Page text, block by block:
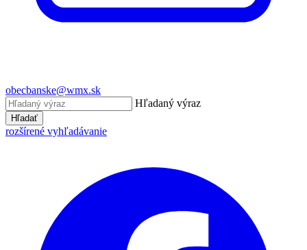
obecbanske@wmx.sk
Hľadaný výraz
Hľadať
rozšírené vyhľadávanie